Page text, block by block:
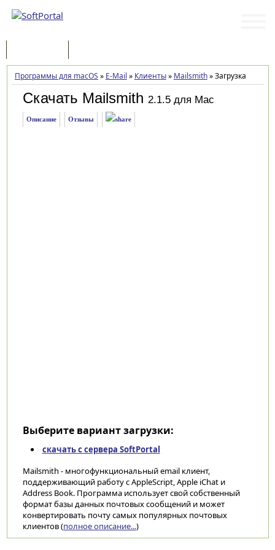
Программы для macOS » E-Mail » Клиенты» Mailsmith»Загрузка
Скачать Mailsmith 2.1.5 для Mac
Описание Отзывы
Выберите вариант загрузки:
скачать с сервера SoftPortal
Mailsmith - многофункциональный email клиент,
поддерживающий работу с AppleScript, Apple iChat и
Address Book. Программа использует свой собственный
формат базы данных почтовых сообщений и может
конвертировать почту самых популярных почтовых
клиентов (полное описание...)